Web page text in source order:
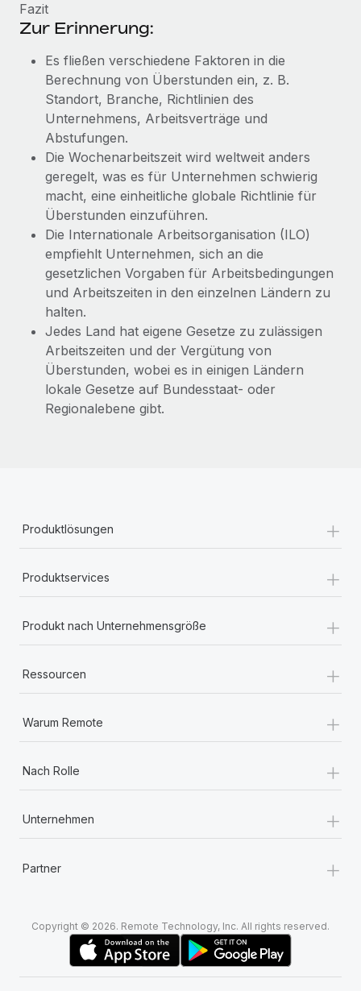
Fazit
Zur Erinnerung:
Es fließen verschiedene Faktoren in die
Berechnung von Überstunden ein, z. B.
Standort, Branche, Richtlinien des
Unternehmens, Arbeitsverträge und
Abstufungen.
Die Wochenarbeitszeit wird weltweit anders
geregelt, was es für Unternehmen schwierig
macht, eine einheitliche globale Richtlinie für
Überstunden einzuführen.
Die Internationale Arbeitsorganisation (ILO)
empfiehlt Unternehmen, sich an die
gesetzlichen Vorgaben für Arbeitsbedingungen
und Arbeitszeiten in den einzelnen Ländern zu
halten.
Jedes Land hat eigene Gesetze zu zulässigen
Arbeitszeiten und der Vergütung von
Überstunden, wobei es in einigen Ländern
lokale Gesetze auf Bundesstaat- oder
Regionalebene gibt.
Produktlösungen +
Produktservices +
Produkt nach Unternehmensgröße +
Ressourcen +
Warum Remote +
Nach Rolle +
Unternehmen +
Partner +
Copyright © 2026. Remote Technology, Inc. All rights reserved.